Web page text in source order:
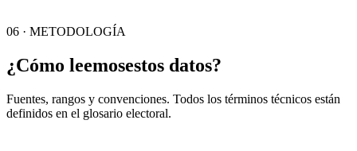
06 · METODOLOGÍA
¿Cómo leemosestos datos?
Fuentes, rangos y convenciones. Todos los términos técnicos están
definidos en el glosario electoral.